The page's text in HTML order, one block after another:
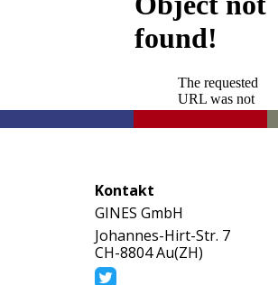
Kontakt
GINES GmbH
Johannes-Hirt-Str. 7
CH-8804 Au(ZH)